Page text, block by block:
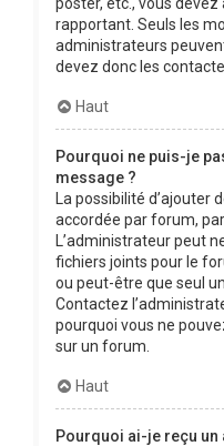
rapportant. Seuls les
administrateurs
devez donc les
Haut
Pourquoi ne puis-je
message ?
La possibilité d’ajouter
accordée par forum,
L’administrateur peut
fichiers joints pour le
ou peut-être que seul
Contactez
pourquoi vous ne
sur un forum.
Haut
Pourquoi ai-je reçu un